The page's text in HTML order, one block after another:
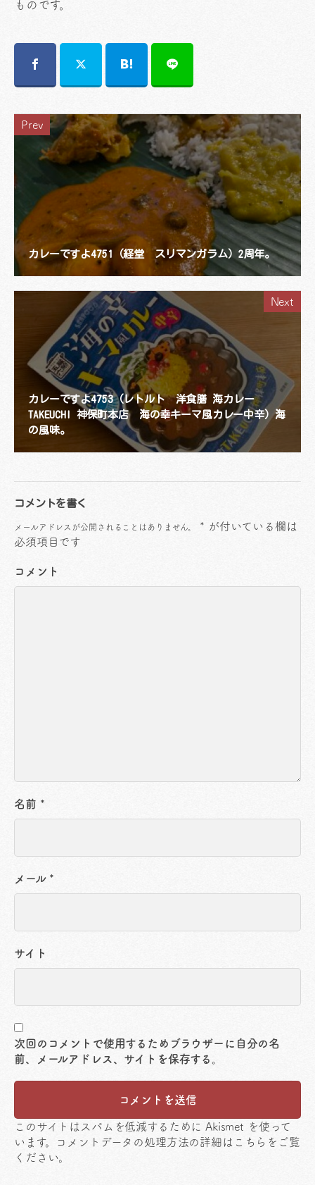
ものです。
Prev
カレーですよ4751（経堂 スリマンガラム）2周年。
Next
カレーですよ4753（レトルト 洋食膳 海カレー
TAKEUCHI 神保町本店 海の幸キーマ風カレー中辛）海
の風味。
コメントを書く
メールアドレスが公開されることはありません。 * が付いている欄は
必須項目です
コメント
名前 *
メール *
サイト
次回のコメントで使用するためブラウザーに自分の名
前、メールアドレス、サイトを保存する。
このサイトはスパムを低減するために Akismet を使って
います。
コメントデータの処理方法の詳細はこちらをご覧
ください。